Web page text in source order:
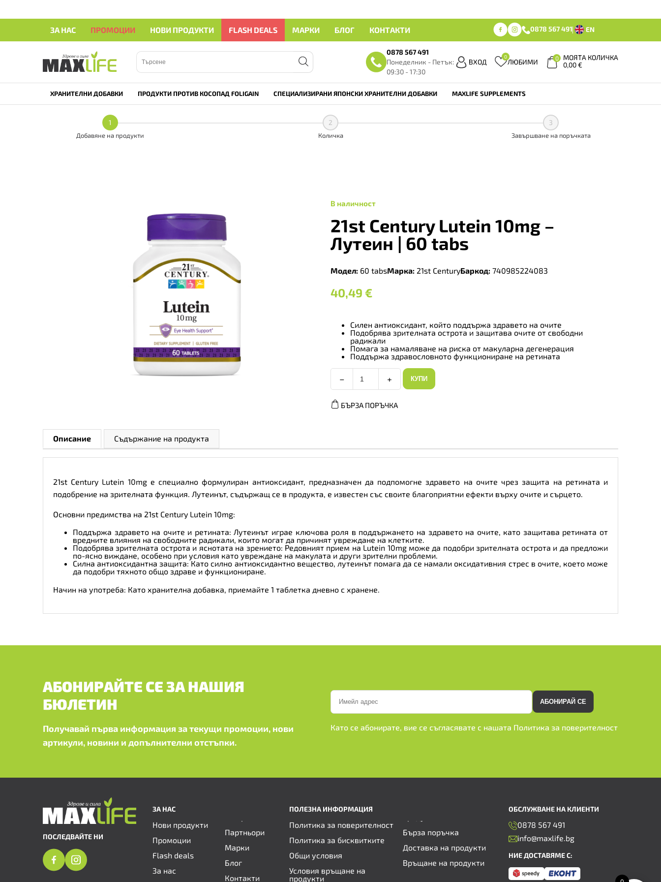
ЗА НАС ПРОМОЦИИ НОВИ ПРОДУКТИ FLASH DEALS МАРКИ БЛОГ КОНТАКТИ 0878 567 491 EN
0878 567 491
Понеделник - Петък:
09:30 - 17:30
ВХОД
0
ЛЮБИМИ 0
МОЯТА КОЛИЧКА
0,00€
ХРАНИТЕЛНИ ДОБАВКИ ПРОДУКТИ ПРОТИВ КОСОПАД FOLIGAIN СПЕЦИАЛИЗИРАНИ ЯПОНСКИ ХРАНИТЕЛНИ ДОБАВКИ MAXLIFE SUPPLEMENTS
1
Добавяне на продукти
2
Количка
3
Завършване на поръчката
В наличност
21st Century Lutein 10mg –
Лутеин | 60 tabs
Модел: 60 tabsМарка: 21st CenturyБаркод: 740985224083
40,49 €
Силен антиоксидант, който поддържа здравето на очите
Подобрява зрителната острота и защитава очите от свободни
радикали
Помага за намаляване на риска от макуларна дегенерация
Поддържа здравословното функциониране на ретината
−
Century
10mg
+ КУПИ
БЪРЗА ПОРЪЧКА
Описание Съдържание на продукта
21st Century Lutein 10mg е специално формулиран антиоксидант, предназначен да подпомогне здравето на очите чрез защита на ретината и
подобрение на зрителната функция. Лутеинът, съдържащ се в продукта, е известен със своите благоприятни ефекти върху очите и сърцето.
Основни предимства на 21st Century Lutein 10mg:
Поддържа здравето на очите и ретината: Лутеинът играе ключова роля в поддържането на здравето на очите, като защитава ретината от
вредните влияния на свободните радикали, които могат да причинят увреждане на клетките.
Подобрява зрителната острота и яснотата на зрението: Редовният прием на Lutein 10mg може да подобри зрителната острота и да предложи
по-ясно виждане, особено при условия като увреждане на макулата и други зрителни проблеми.
Силна антиоксидантна защита: Като силно антиоксидантно вещество, лутеинът помага да се намали оксидативния стрес в очите, което може
да подобри тяхното общо здраве и функциониране.
Начин на употреба: Като хранителна добавка, приемайте 1 таблетка дневно с хранене.
АБОНИРАЙТЕ СЕ ЗА НАШИЯ
БЮЛЕТИН
Получавай първа информация за текущи промоции, нови
артикули, новини и допълнителни отстъпки.
АБОНИРАЙ СЕ
Като се абонирате, вие се съгласявате с нашата Политика за поверителност
ПОСЛЕДВАЙТЕ НИ
ЗА НАС
Нови продукти
Промоции
Flash deals
За нас
Партньори
Марки
Блог
Контакти
ПОЛЕЗНА ИНФОРМАЦИЯ
Политика за поверителност
Политика за бисквитките
Общи условия
Условия връщане на
продукти
Бърза поръчка
Доставка на продукти
Връщане на продукти
ОБСЛУЖВАНЕ НА КЛИЕНТИ
0878 567 491
info@maxlife.bg
НИЕ ДОСТАВЯМЕ С: